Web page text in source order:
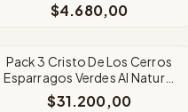
$4.680,00
Pack 3 Cristo De Los Cerros
Esparragos Verdes Al Natural
X300gr
$31.200,00